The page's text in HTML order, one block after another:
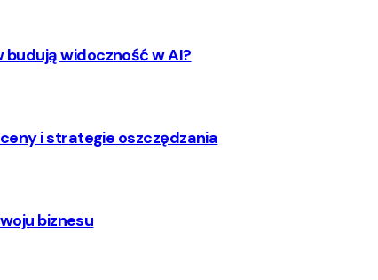
widoczność w AI?
i strategie oszczędzania
biznesu